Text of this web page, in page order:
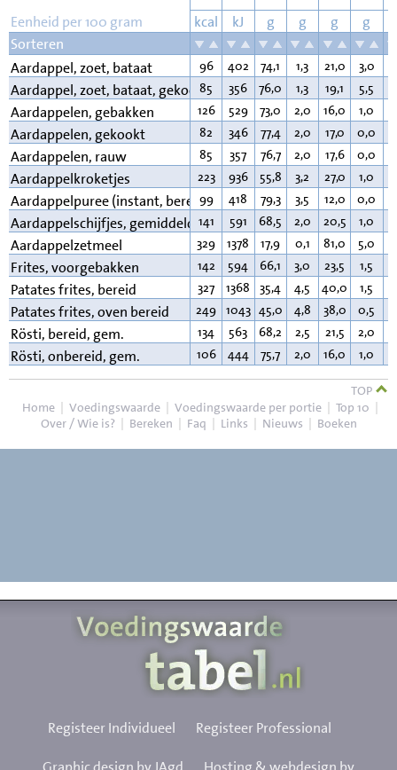
Eenheid per 100 gram kcal kJ g g g g
Sorteren
Aardappel, zoet, bataat
96 402 74,1 1,3 21,0 3,0
Aardappel, zoet, bataat, gekookt
85 356 76,0 1,3 19,1 5,5
Aardappelen, gebakken 126 529 73,0 2,0 16,0 1,0
Aardappelen, gekookt 82 346 77,4 2,0 17,0 0,0
Aardappelen, rauw 85 357 76,7 2,0 17,6 0,0
Aardappelkroketjes 223 936 55,8 3,2 27,0 1,0
Aardappelpuree (instant, bereid)
99 418 79,3 3,5 12,0 0,0
Aardappelschijfjes, gemiddeld 141 591 68,5 2,0 20,5 1,0
Aardappelzetmeel 329 1378 17,9 0,1 81,0 5,0
Frites, voorgebakken 142 594 66,1 3,0 23,5 1,5
Patates frites, bereid 327 1368 35,4 4,5 40,0 1,5
Patates frites, oven bereid 249 1043 45,0 4,8 38,0 0,5
Rösti, bereid, gem. 134 563 68,2 2,5 21,5 2,0
Rösti, onbereid, gem. 106 444 75,7 2,0 16,0 1,0
TOP
Home | Voedingswaarde | Voedingswaarde per portie | Top 10 |
Over / Wie is? | Bereken | Faq | Links | Nieuws | Boeken
Registeer Individueel Registeer Professional